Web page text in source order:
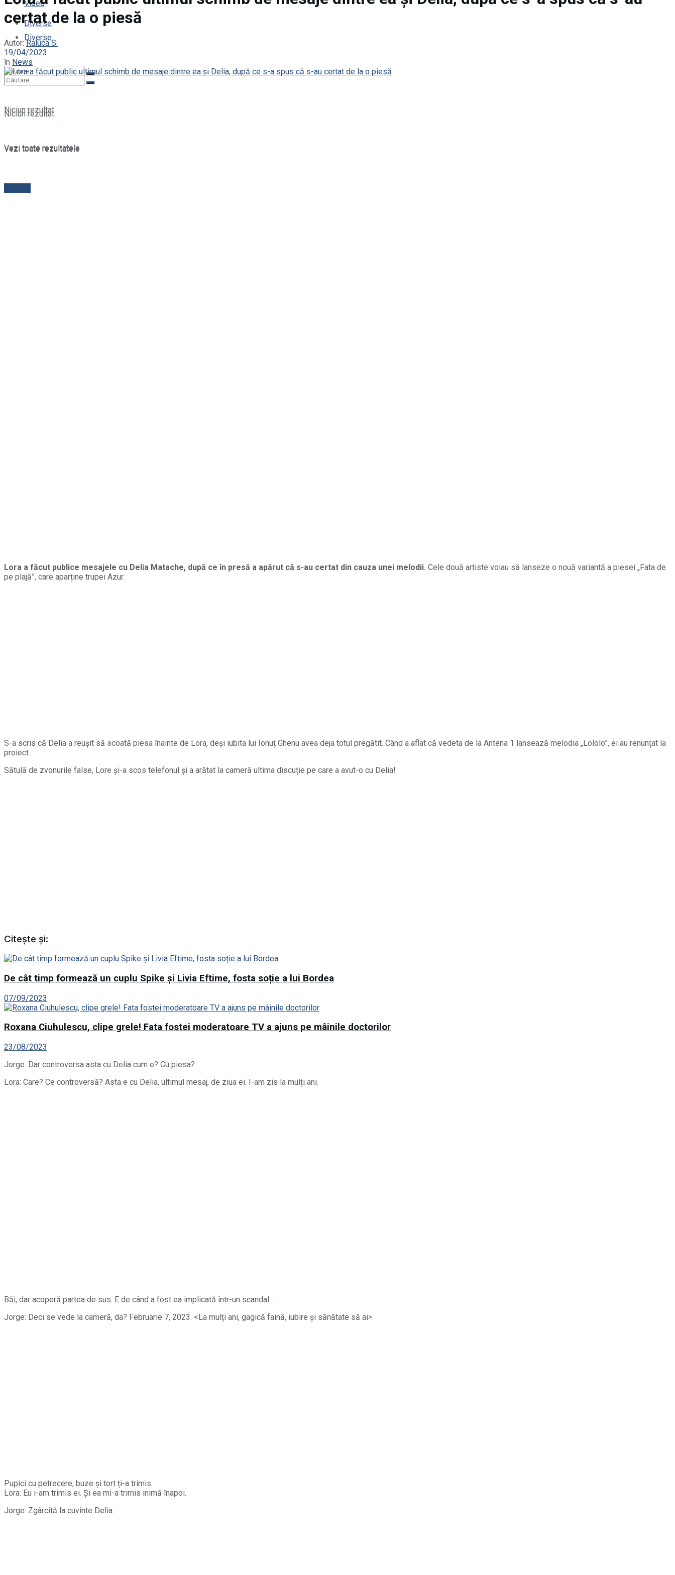
Diverse
Niciun rezultat
Vezi toate rezultatele
Video
Diverse
Niciun rezultat
Vezi toate rezultatele
certat de la o piesă
Autor: Raluca S.
19/04/2023
în News
Lora a făcut publice mesajele cu Delia Matache, după ce în presă a apărut că s-au certat din cauza unei melodii. Cele două artiste voiau să lanseze o nouă variantă a piesei „Fata de
pe plajă”, care aparține trupei Azur.
S-a scris că Delia a reușit să scoată piesa înainte de Lora, deși iubita lui Ionuț Ghenu avea deja totul pregătit. Când a aflat că vedeta de la Antena 1 lansează melodia „Lololo”, ei au renunțat la
proiect.
Sătulă de zvonurile false, Lore și-a scos telefonul și a arătat la cameră ultima discuție pe care a avut-o cu Delia!
Citește și:
De cât timp formează un cuplu Spike și Livia Eftime, fosta soție a lui Bordea
07/09/2023
Roxana Ciuhulescu, clipe grele! Fata fostei moderatoare TV a ajuns pe mâinile doctorilor
23/08/2023
Jorge: Dar controversa asta cu Delia cum e? Cu piesa?
Lora: Care? Ce controversă? Asta e cu Delia, ultimul mesaj, de ziua ei. I-am zis la mulți ani.
Băi, dar acoperă partea de sus. E de când a fost ea implicată într-un scandal…
Jorge: Deci se vede la cameră, da? Februarie 7, 2023. <La mulți ani, gagică faină, iubire și sănătate să ai>.
Pupici cu petrecere, buze și tort ți-a trimis.
Lora: Eu i-am trimis ei. Și ea mi-a trimis inimă înapoi.
Jorge: Zgârcită la cuvinte Delia.